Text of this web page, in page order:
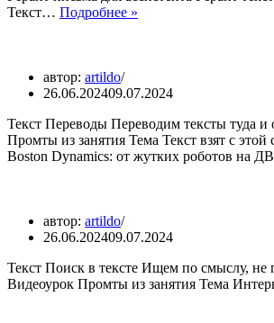
Текст… Подробнее »
автор: artildo
26.06.202409.07.2024
Текст Переводы Переводим тексты туда и
Промты из занятия Тема Текст взят с
Boston Dynamics: от жутких роботов на
автор: artildo
26.06.202409.07.2024
Текст Поиск в тексте Ищем по смыслу, не
Видеоурок Промты из занятия Тема